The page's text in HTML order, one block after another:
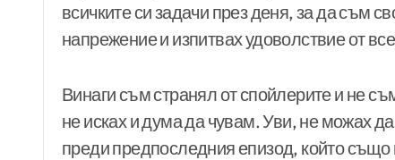
всичките си задачи през деня, за да съм
напрежение и изпитвах удоволствие от
Винаги съм странял от спойлерите и не
не исках и дума да чувам. Уви, не можах
преди предпоследния епизод, който